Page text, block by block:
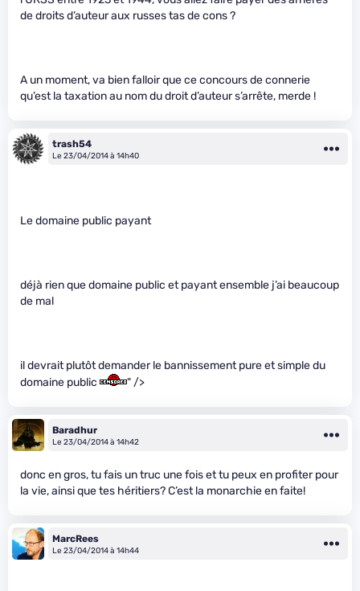
de droits d’auteur aux russes tas de cons ?
A un moment, va bien falloir que ce concours de connerie
qu’est la taxation au nom du droit d’auteur s’arrête, merde !
trash54
Le 23/04/2014 à 14h40
Le domaine public payant
déjà rien que domaine public et payant ensemble j’ai beaucoup
de mal
il devrait plutôt demander le bannissement pure et simple du
domaine public
" />
Baradhur
Le 23/04/2014 à 14h42
donc en gros, tu fais un truc une fois et tu peux en profiter pour
la vie, ainsi que tes héritiers? C’est la monarchie en faite!
MarcRees
Le 23/04/2014 à 14h44